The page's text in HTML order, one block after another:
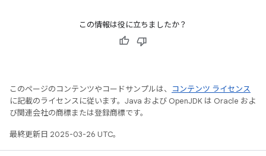
この情報は役に立ちましたか？
このページのコンテンツやコードサンプルは、
コンテンツ ライセンス
に記載のライセンスに従います。Java および OpenJDK は Oracle およ
び関連会社の商標または登録商標です。
最終更新日 2025-03-26 UTC。